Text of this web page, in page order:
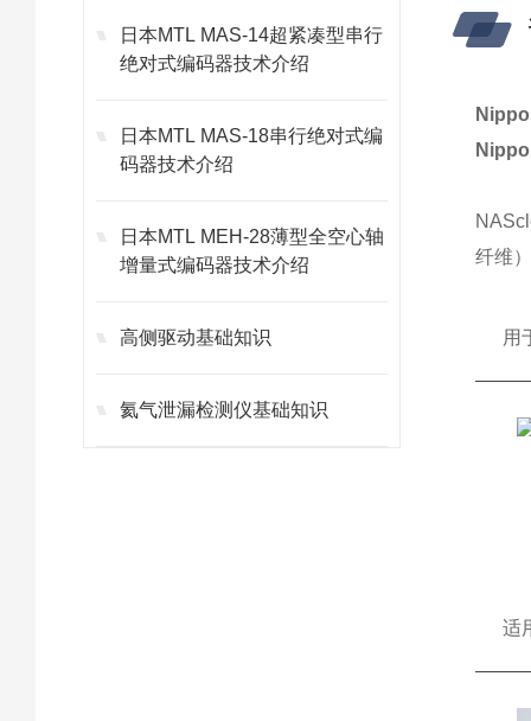
日本MTL MAS-14超紧凑型串行
绝对式编码器技术介绍
日本MTL MAS-18串行绝对式编
码器技术介绍
日本MTL MEH-28薄型全空心轴
增量式编码器技术介绍
高侧驱动基础知识
氦气泄漏检测仪基础知识
纤维
用
适